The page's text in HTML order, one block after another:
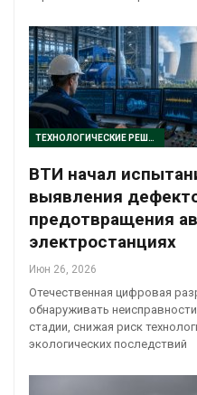
ТЕХНОЛОГИЧЕСКИЕ РЕШЕНИЯ
ВТИ начал
выявления
предотвращения
электростанциях
Июн 26, 2026
Отечественная цифровая
обнаруживать
стадии, снижая риск
экологических последствий